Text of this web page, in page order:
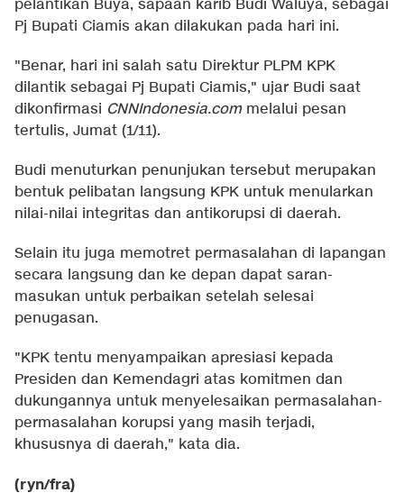
pelantikan Buya, sapaan karib Budi Waluya, sebagai
Pj Bupati Ciamis akan dilakukan pada hari ini.
"Benar, hari ini salah satu Direktur PLPM KPK
dilantik sebagai Pj Bupati Ciamis," ujar Budi saat
dikonfirmasi CNNIndonesia.commelalui pesan
tertulis, Jumat (1/11).
Budi menuturkan penunjukan tersebut merupakan
bentuk pelibatan langsung KPK untuk menularkan
nilai-nilai integritas dan antikorupsi di daerah.
Selain itu juga memotret permasalahan di lapangan
secara langsung dan ke depan dapat saran-
masukan untuk perbaikan setelah selesai
penugasan.
"KPK tentu menyampaikan apresiasi kepada
Presiden dan Kemendagri atas komitmen dan
dukungannya untuk menyelesaikan permasalahan-
permasalahan korupsi yang masih terjadi,
khususnya di daerah," kata dia.
(ryn/fra)